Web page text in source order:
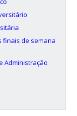
finais de semana
Administração